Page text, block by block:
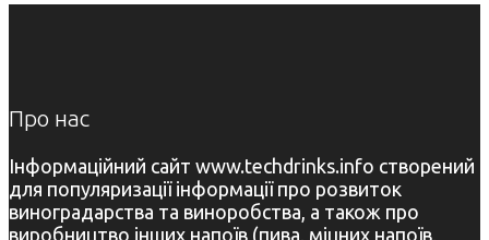
Про нас
Інформаційний сайт www.techdrinks.info створений
для популяризації інформації про розвиток
виноградарства та виноробства, а також про
виробництво інших напоїв (пива, міцних напоїв,